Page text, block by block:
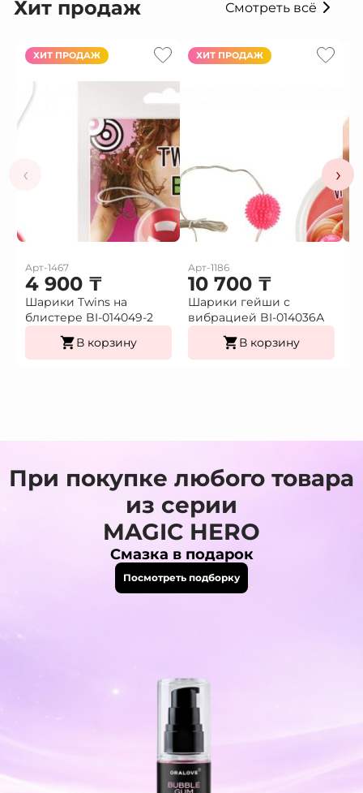
Хит продаж Смотреть всё
‹
ХИТ ПРОДАЖ
Арт-1467
4 900 ₸
Шарики Twins на
блистере BI-014049-2
В корзину
ХИТ ПРОДАЖ
Арт-1186
10 700 ₸
Шарики гейши с
вибрацией BI-014036А
В корзину
›
При покупке любого товара
из серии
MAGIC HERO
Смазка в подарок
Посмотреть подборку